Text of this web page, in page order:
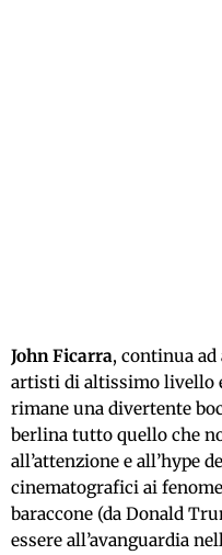
John Ficarra, continua
artisti di altissimo livello
rimane una divertente
berlina tutto quello che
all’attenzione e all’hype
cinematografici ai
baraccone (da Donald
essere all’avanguardia